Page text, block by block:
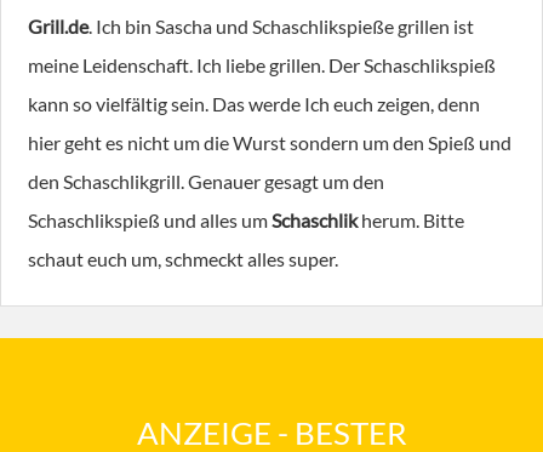
Grill.de. Ich bin Sascha und Schaschlikspieße grillen ist
meine Leidenschaft. Ich liebe grillen. Der Schaschlikspieß
kann so vielfältig sein. Das werde Ich euch zeigen, denn
hier geht es nicht um die Wurst sondern um den Spieß und
den Schaschlikgrill. Genauer gesagt um den
Schaschlikspieß und alles umSchaschlikherum. Bitte
schaut euch um, schmeckt alles super.
ANZEIGE - BESTER